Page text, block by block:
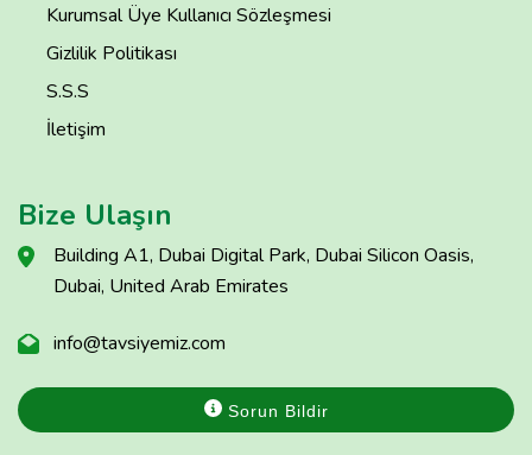
Kurumsal Üye Kullanıcı Sözleşmesi
Gizlilik Politikası
S.S.S
İletişim
Bize Ulaşın
Building A1, Dubai Digital Park, Dubai Silicon Oasis,
Dubai, United Arab Emirates
info@tavsiyemiz.com
Sorun Bildir